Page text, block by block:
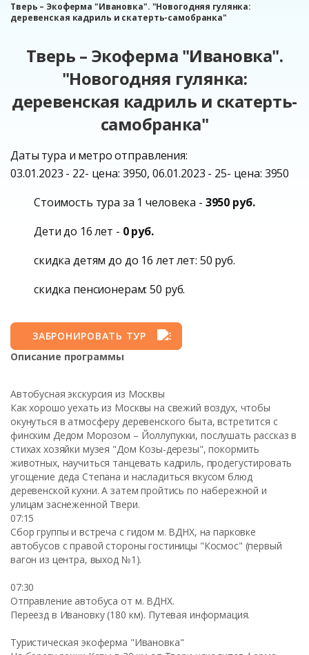
Тверь – Экоферма "Ивановка". "Новогодняя гулянка:
деревенская кадриль и скатерть-самобранка"
Тверь – Экоферма "Ивановка".
"Новогодняя гулянка:
деревенская кадриль и скатерть-
самобранка"
Даты тура и метро отправления:
03.01.2023 - 22- цена: 3950, 06.01.2023 - 25- цена: 3950
Стоимость тура за 1 человека - 3950 руб.
Дети до 16 лет - 0 руб.
скидка детям до до 16 лет лет: 50 руб.
скидка пенсионерам: 50 руб.
ЗАБРОНИРОВАТЬ ТУР
Описание программы
Автобусная экскурсия из Москвы
Как хорошо уехать из Москвы на свежий воздух, чтобы
окунуться в атмосферу деревенского быта, встретится с
финским Дедом Морозом – Йоллупукки, послушать рассказ в
стихах хозяйки музея "Дом Козы-дерезы", покормить
животных, научиться танцевать кадриль, продегустировать
угощение деда Степана и насладиться вкусом блюд
деревенской кухни. А затем пройтись по набережной и
улицам заснеженной Твери.
07:15
Сбор группы и встреча с гидом м. ВДНХ, на парковке
автобусов с правой стороны гостиницы "Космос" (первый
вагон из центра, выход №1).
07:30
Отправление автобуса от м. ВДНХ.
Переезд в Ивановку (180 км). Путевая информация.
Туристическая экоферма "Ивановка"